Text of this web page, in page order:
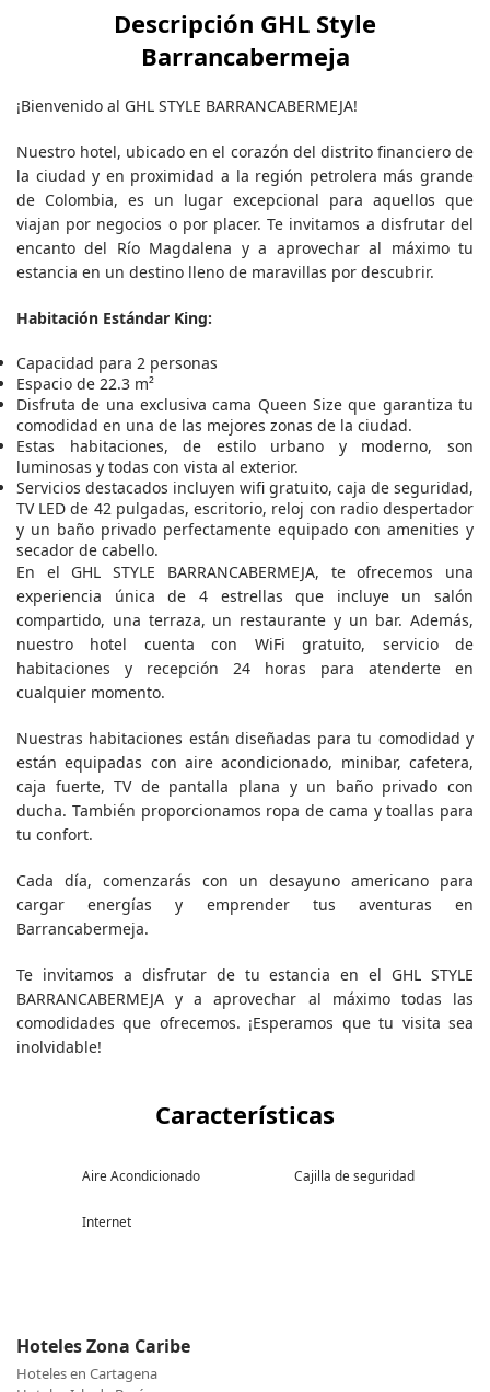
Descripción GHL Style
Barrancabermeja
¡Bienvenido al GHL STYLE BARRANCABERMEJA!
Nuestro hotel, ubicado en el corazón del distrito financiero de
la ciudad y en proximidad a la región petrolera más grande
de Colombia, es un lugar excepcional para aquellos que
viajan por negocios o por placer. Te invitamos a disfrutar del
encanto del Río Magdalena y a aprovechar al máximo tu
estancia en un destino lleno de maravillas por descubrir.
Habitación Estándar King:
Capacidad para 2 personas
Espacio de 22.3 m²
Disfruta de una exclusiva cama Queen Size que garantiza tu
comodidad en una de las mejores zonas de la ciudad.
Estas habitaciones, de estilo urbano y moderno, son
luminosas y todas con vista al exterior.
Servicios destacados incluyen wifi gratuito, caja de seguridad,
TV LED de 42 pulgadas, escritorio, reloj con radio despertador
y un baño privado perfectamente equipado con amenities y
secador de cabello.
En el GHL STYLE BARRANCABERMEJA, te ofrecemos una
experiencia única de 4 estrellas que incluye un salón
compartido, una terraza, un restaurante y un bar. Además,
nuestro hotel cuenta con WiFi gratuito, servicio de
habitaciones y recepción 24 horas para atenderte en
cualquier momento.
Nuestras habitaciones están diseñadas para tu comodidad y
están equipadas con aire acondicionado, minibar, cafetera,
caja fuerte, TV de pantalla plana y un baño privado con
ducha. También proporcionamos ropa de cama y toallas para
tu confort.
Cada día, comenzarás con un desayuno americano para
cargar energías y emprender tus aventuras en
Barrancabermeja.
Te invitamos a disfrutar de tu estancia en el GHL STYLE
BARRANCABERMEJA y a aprovechar al máximo todas las
comodidades que ofrecemos. ¡Esperamos que tu visita sea
inolvidable!
Características
Aire Acondicionado Cajilla de seguridad
Internet
Hoteles Zona Caribe
Hoteles en Cartagena